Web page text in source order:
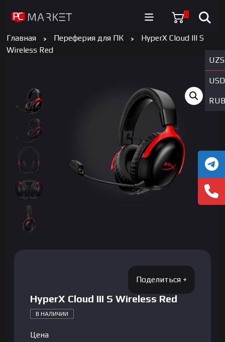
0
UZS
USD
RUB
Главная Переферия для ПК
HyperX Cloud III S
Wireless Red
HyperX Cloud III S Wireless Red
В НАЛИЧИИ
Цена